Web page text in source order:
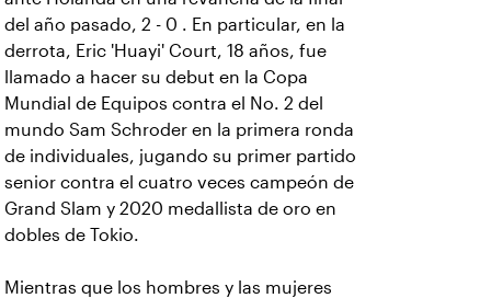
del año pasado, 2 - 0 . En particular, en la
derrota, Eric 'Huayi' Court, 18 años, fue
llamado a hacer su debut en la Copa
Mundial de Equipos contra el No. 2 del
mundo Sam Schroder en la primera ronda
de individuales, jugando su primer partido
senior contra el cuatro veces campeón de
Grand Slam y 2020 medallista de oro en
dobles de Tokio.
Mientras que los hombres y las mujeres